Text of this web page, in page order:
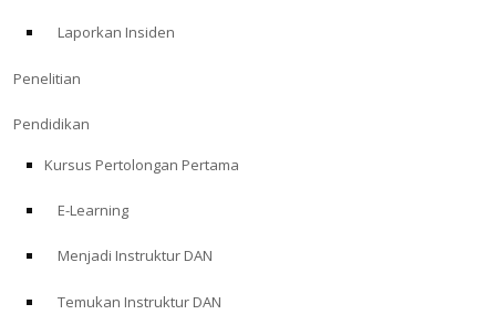
Laporkan Insiden
Penelitian
Pendidikan
Kursus Pertolongan Pertama
E-Learning
Menjadi Instruktur DAN
Temukan Instruktur DAN